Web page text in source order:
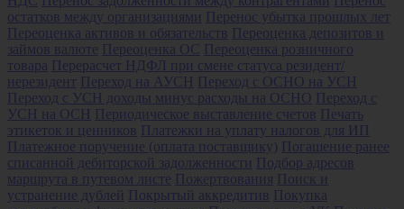
остатков между организациями Перенос убытка прошлых лет
Переоценка активов и обязательств Переоценка депозитов и
займов валюте Переоценка ОС
Переоценка розничного
товара Перерасчет НДФЛ при смене статуса резидент/
нерезидент Переход на АУСН Переход с ОСНО на УСН
Переход с УСН доходы минус расходы на ОСНО Переход с
УСН на ОСН Периодическое выставление счетов Печать
этикеток и ценников Платежки на уплату налогов для ИП
Платежное поручение (оплата поставщику) Погашение ранее
списанной дебиторской задолженности Подбор адресов
маршрута в путевом листе Пожертвования Поиск и
устранение дублей Покрытый аккредитив Покупка